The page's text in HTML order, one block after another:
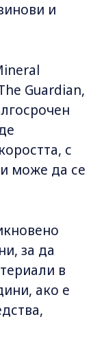
и
Guardian,
с
може да се
за да
в
ако е